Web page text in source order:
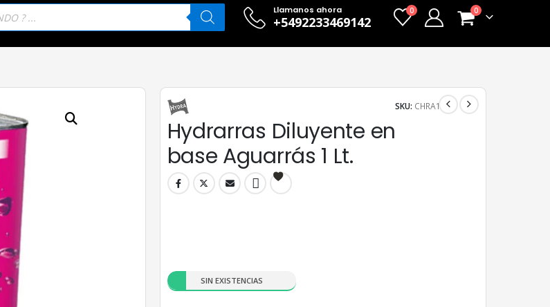
Llamanos ahora
+5492233469142
0 0
Hydrarras Diluyente en
base Aguarrás 1 Lt.
SIN EXISTENCIAS
SKU: CHRA1